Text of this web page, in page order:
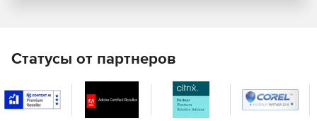
SNMP.
Знания форматов сообщений SNMP не требуются.
Документация содержит всю базовую теорию.
Статусы от партнеров